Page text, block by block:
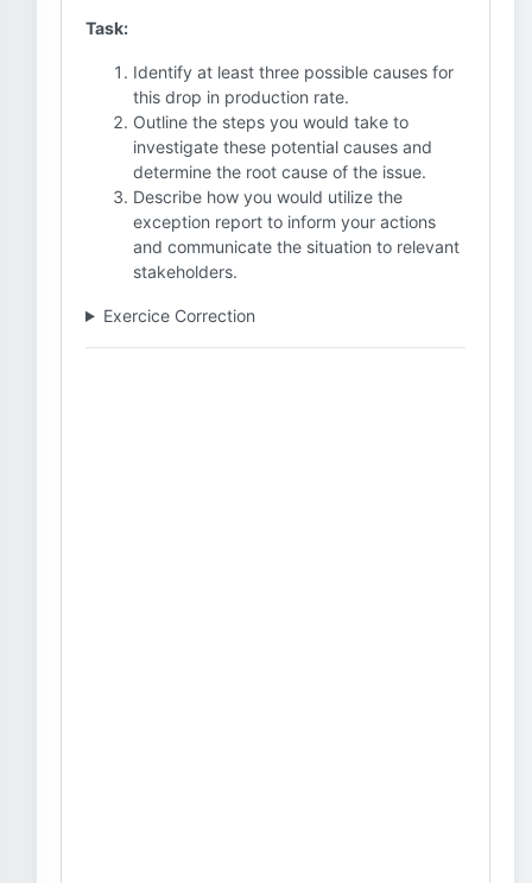
Task:
Identify at least three possible causes for
this drop in production rate.
Outline the steps you would take to
investigate these potential causes and
determine the root cause of the issue.
Describe how you would utilize the
exception report to inform your actions
and communicate the situation to relevant
stakeholders.
Exercice Correction